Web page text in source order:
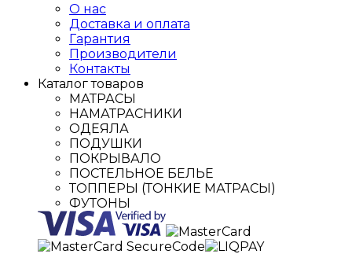
О нас
Доставка и оплата
Гарантия
Производители
Контакты
Каталог товаров
МАТРАСЫ
НАМАТРАСНИКИ
ОДЕЯЛА
ПОДУШКИ
ПОКРЫВАЛО
ПОСТЕЛЬНОЕ БЕЛЬЕ
ТОППЕРЫ (ТОНКИЕ МАТРАСЫ)
ФУТОНЫ